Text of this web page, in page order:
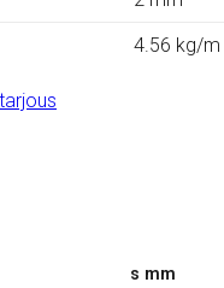
4.56 kg/m
s mm